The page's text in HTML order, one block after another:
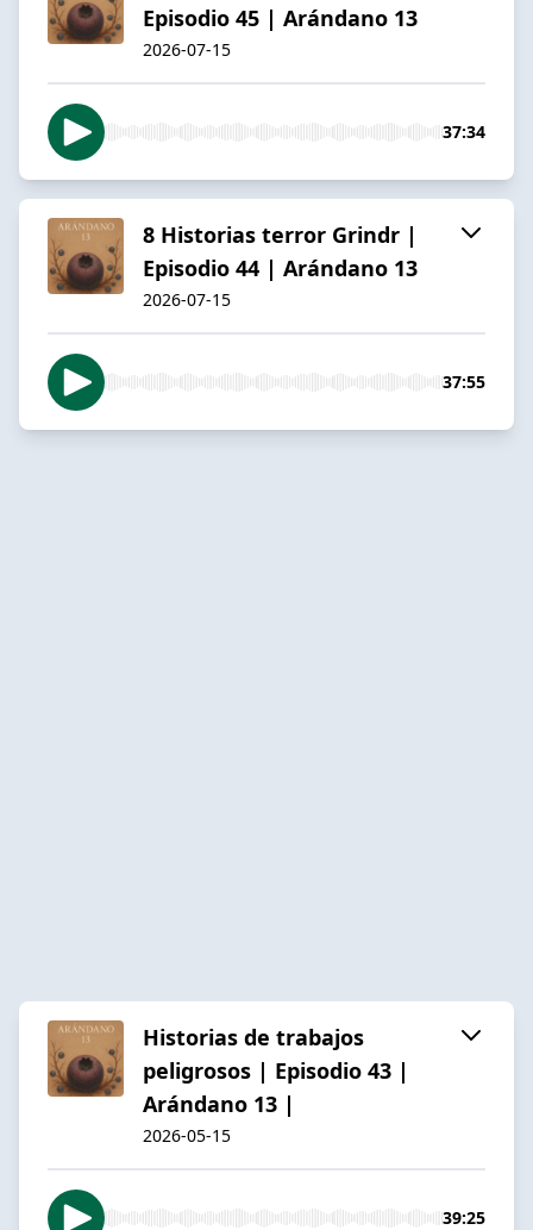
Episodio 45 | Arándano 13
2026-07-15
37:34
8 Historias terror Grindr |
Episodio 44 | Arándano 13
2026-07-15
37:55
Historias de trabajos
peligrosos | Episodio 43 |
Arándano 13 |
2026-05-15
39:25